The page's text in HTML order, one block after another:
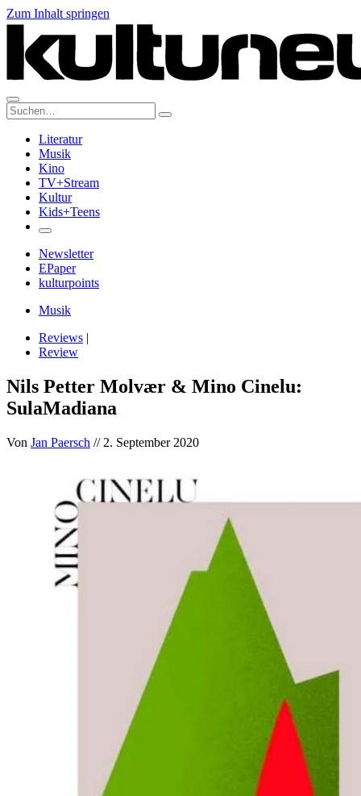
Zum Inhalt springen
Suche:
Literatur
Musik
Kino
TV+Stream
Kultur
Kids+Teens
Newsletter
EPaper
kulturpoints
Musik
Reviews |
Review
Nils Petter Molvær & Mino Cinelu:
SulaMadiana
Von Jan Paersch // 2. September 2020